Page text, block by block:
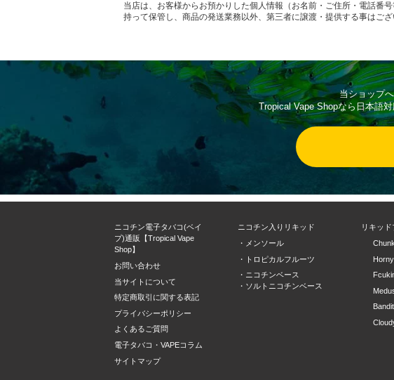
当店は、お客様からお預かりした個人情報（お名前・ご住所・電話番
持って保管し、商品の発送業務以外、第三者に譲渡・提供する事はござ
当ショップ
Tropical Vape Shopなら日本語
ニコチン電子タバコ(ベイ
プ)通販【Tropical Vape
Shop】
お問い合わせ
当サイトについて
特定商取引に関する表記
プライバシーポリシー
よくあるご質問
電子タバコ・VAPEコラム
サイトマップ
ニコチン入りリキッド
・メンソール
・トロピカルフルーツ
・ニコチンベース
・ソルトニコチンベース
リキッド